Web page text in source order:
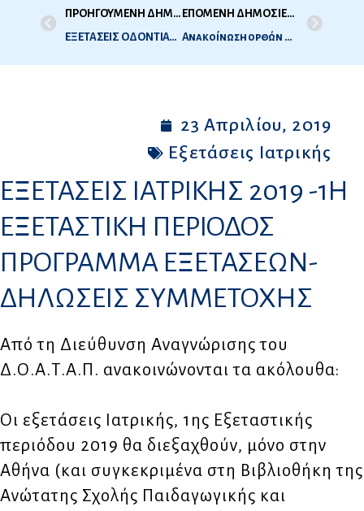
ΠΡΟΗΓΟΥΜΕΝΗ ΔΗΜΟΣΙΕΥΣΗ
ΕΞΕΤΑΣΕΙΣ ΟΔΟΝΤΙΑΤΡΙΚΗΣ 2019-1Η ΕΞΕΤΑΣΤΙΚΗ ΠΕΡΙΟΔΟΣ – ΠΡΟΓΡΑΜΜΑ ΕΞΕΤΑΣΕΩΝ-ΔΗΛΩΣΕΙΣ ΣΥΜΜΕΤΟΧΗΣ
ΕΠΟΜΕΝΗ ΔΗΜΟΣΙΕΥΣΗ
Ανακοίνωση ορθών απαντήσεων των θεμάτων 2ης εξεταστικής περιόδου Οδοντιατρικής 2018
23 Απριλίου, 2019
Εξετάσεις Ιατρικής
ΕΞΕΤΑΣΕΙΣ ΙΑΤΡΙΚΗΣ 2019 -1Η
ΕΞΕΤΑΣΤΙΚΗ ΠΕΡΙΟΔΟΣ
ΠΡΟΓΡΑΜΜΑ ΕΞΕΤΑΣΕΩΝ-
ΔΗΛΩΣΕΙΣ ΣΥΜΜΕΤΟΧΗΣ
Από τη Διεύθυνση Αναγνώρισης του
Δ.Ο.Α.Τ.Α.Π. ανακοινώνονται τα ακόλουθα:
Οι εξετάσεις Ιατρικής, 1ης Εξεταστικής
περιόδου 2019 θα διεξαχθούν, μόνο στην
Αθήνα (και συγκεκριμένα στη Βιβλιοθήκη της
Ανώτατης Σχολής Παιδαγωγικής και